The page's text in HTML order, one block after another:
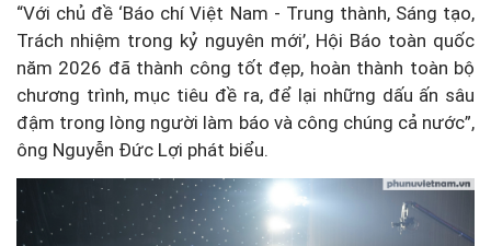
“Với chủ đề ‘Báo chí Việt Nam - Trung thành, Sáng tạo,
Trách nhiệm trong kỷ nguyên mới’, Hội Báo toàn quốc
năm 2026 đã thành công tốt đẹp, hoàn thành toàn bộ
chương trình, mục tiêu đề ra, để lại những dấu ấn sâu
đậm trong lòng người làm báo và công chúng cả nước”,
ông Nguyễn Đức Lợi phát biểu.